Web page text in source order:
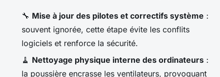
🔧 Mise à jour des pilotes et correctifs système :
souvent ignorée, cette étape évite les conflits
logiciels et renforce la sécurité.
🧹 Nettoyage physique interne des ordinateurs :
la poussière encrasse les ventilateurs, provoquant